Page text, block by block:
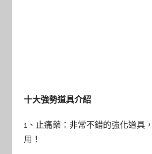
十大強勢道具介紹
1、止痛藥：非常不錯的強化道具
用！